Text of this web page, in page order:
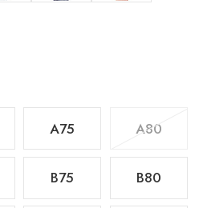
A75 A80
B75 B80